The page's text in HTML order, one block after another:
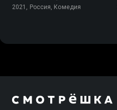
2021, Россия, Комедия